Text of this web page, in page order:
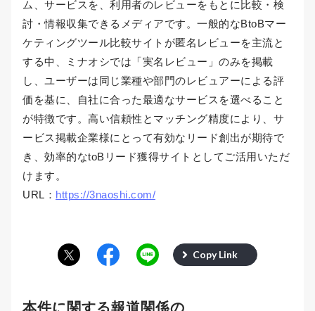
ム、サービスを、利用者のレビューをもとに比較・検
討・情報収集できるメディアです。一般的なBtoBマー
ケティングツール比較サイトが匿名レビューを主流と
する中、ミナオシでは「実名レビュー」のみを掲載
し、ユーザーは同じ業種や部門のレビュアーによる評
価を基に、自社に合った最適なサービスを選べること
が特徴です。高い信頼性とマッチング精度により、サ
ービス掲載企業様にとって有効なリード創出が期待で
き、効率的なtoBリード獲得サイトとしてご活用いただ
けます。
URL： https://3naoshi.com/
Copy Link
本件に関する報道関係の